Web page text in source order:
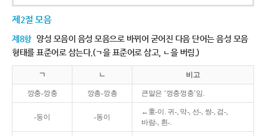
제2절 모음
제8항 양성 모음이 음성 모음으로 바뀌어 굳어진 다음 단어는 음성 모음
형태를 표준어로 삼는다.(ㄱ을 표준어로 삼고, ㄴ을 버림.)
ㄱ ㄴ 비고
깡충-깡충 깡총-깡총 큰말은 ‘껑충껑충’임.
-둥이 -동이
←童-이. 귀-, 막-, 선-, 쌍-, 검-,
바람-, 흰-.